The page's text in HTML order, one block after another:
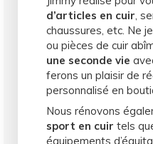
d’articles en cuir,
chaussures, etc. Ne
ou pièces de cuir
une seconde vie
ferons un plaisir de
personnalisé en
Nous rénovons
sport en cuir tels
équipements